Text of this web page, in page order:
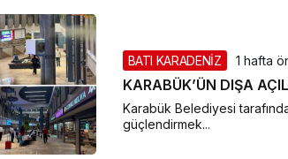
BATI KARADENİZ 1 hafta
KARABÜK’ÜN DIŞA
Karabük Belediyesi
güçlendirmek...